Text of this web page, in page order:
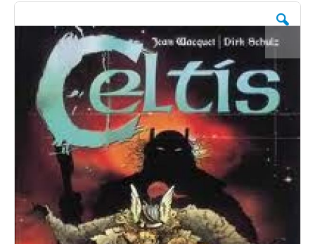
Saltar
galería
imágenes